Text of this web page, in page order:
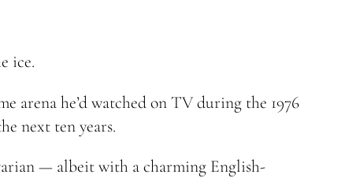
ice.
arena he’d watched on TV during the 1976
next ten years.
— albeit with a charming English-